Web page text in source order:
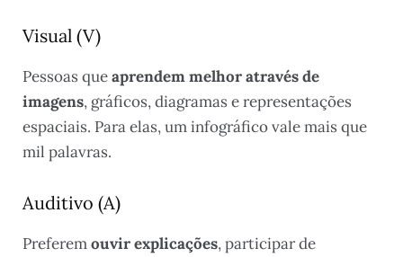
Visual (V)
Pessoas queaprendem melhor através de
imagens, gráficos, diagramas e representações
espaciais. Para elas, um infográfico vale mais que
mil palavras.
Auditivo (A)
Preferemouvir explicações, participar de